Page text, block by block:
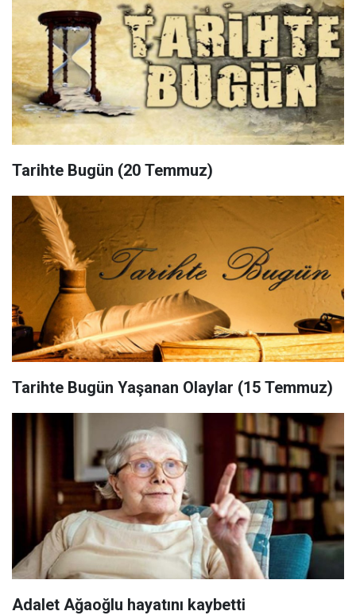
Tarihte Bugün (20 Temmuz)
Tarihte Bugün Yaşanan Olaylar (15 Temmuz)
Adalet Ağaoğlu hayatını kaybetti